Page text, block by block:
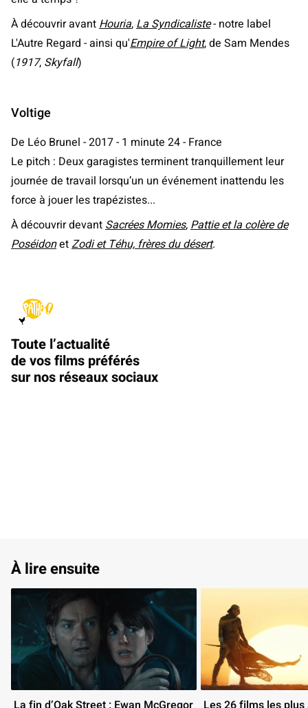
À découvrir avantHouria,La Syndicaliste- notre label
L'Autre Regard - ainsi qu'Empire of Light, de Sam Mendes
(1917, Skyfall)
Voltige
De Léo Brunel - 2017 - 1 minute 24 - France
Le pitch : Deux garagistes terminent tranquillement leur
journée de travail lorsqu’un un événement inattendu les
force à jouer les trapézistes...
À découvrir devantSacrées Momies,Pattie et la colère de
PoséidonetZodi et Téhu, frères du désert.
Toute l’actualité
de vos films préférés
sur nos réseaux sociaux
À lire ensuite